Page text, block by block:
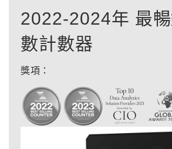
2022-2024年 最
數計數器
獎項：